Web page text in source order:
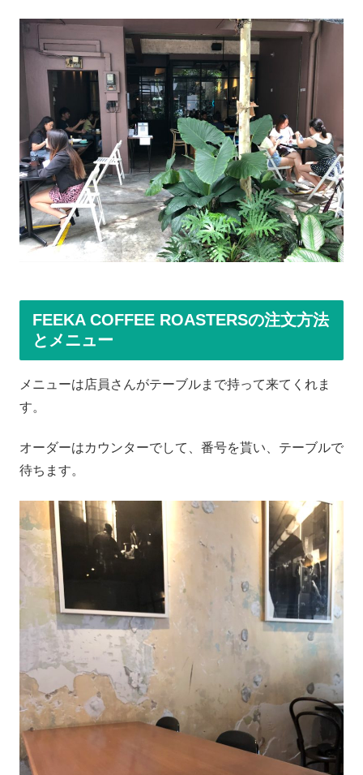
FEEKA COFFEE ROASTERSの注文方法
とメニュー
メニューは店員さんがテーブルまで持って来てくれま
す。
オーダーはカウンターでして、番号を貰い、テーブルで
待ちます。